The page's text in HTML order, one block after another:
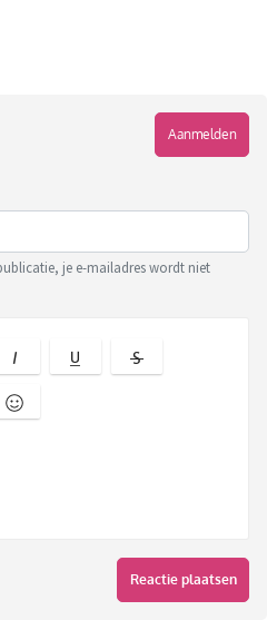
Aanmelden
je e-mailadres wordt niet
Reactie plaatsen